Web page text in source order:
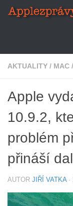
Skip to content
AKTUALITY / MAC /
Apple
10.9.2,
problém
přináší
AUTOR JIŘÍ VATKA ·